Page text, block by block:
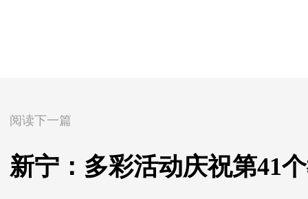
阅读下一篇
新宁：多彩活动庆祝第41